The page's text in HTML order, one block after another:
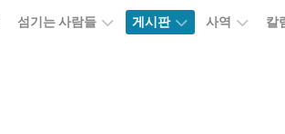
섬기는 사람들 게시판 사역 칼